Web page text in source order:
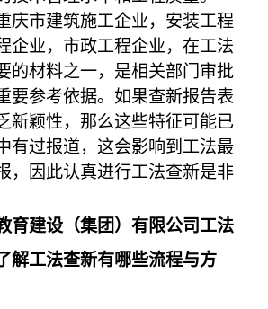
庆市建筑施工企业，安装工程
企业，市政工程企业，在工法
的材料之一，是相关部门审批
要参考依据。如果查新报告表
新颖性，那么这些特征可能已
有过报道，这会影响到工法最
，因此认真进行工法查新是非
育建设（集团）有限公司工法
解工法查新有哪些流程与方